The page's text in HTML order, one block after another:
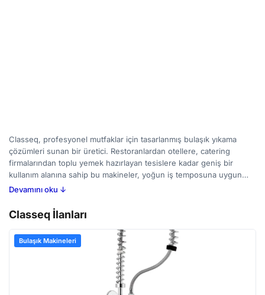
Classeq, profesyonel mutfaklar için tasarlanmış bulaşık yıkama
çözümleri sunan bir üretici. Restoranlardan otellere, catering
firmalarından toplu yemek hazırlayan tesislere kadar geniş bir
kullanım alanına sahip bu makineler, yoğun iş temposuna uygun
şekilde tasarlanmıştır. Classeq bulaşık makineleri, tabak, bardak,
yıkama imkanı sunar. Kullanıcılar genellikle kapasite, enerji
verimliliği, su tasarrufu ve kullanım kolaylığı gibi özelliklere dikkat
ederek seçim yaparlar. BirMakine'de yer alan Classeq ilanlarını
inceleyerek, farklı modelleri karşılaştırabilir ve ihtiyaçlarınıza en
uygun seçeneği bulabilirsiniz.
Devamını oku ↓
Classeq İlanları
Bulaşık Makineleri